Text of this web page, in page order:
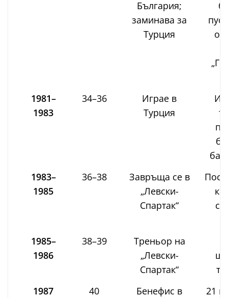
България;
заминава за
Турция
1981–
1983
34–36
Играе в
Турция
1983–
1985
36–38
Завръща се в
„Левски-
Спартак“
1985–
1986
38–39
Треньор на
„Левски-
Спартак“
1987
40
Бенефис в
21